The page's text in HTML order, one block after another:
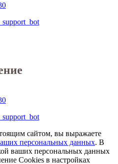
сайтом, вы выражаете
персональных данных. В
ваших персональных данных
Cookies в настройках